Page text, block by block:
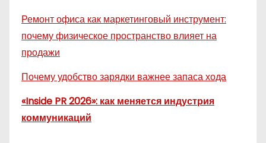
Ремонт офиса как маркетинговый инструмент:
почему физическое пространство влияет на
продажи
Почему удобство зарядки важнее запаса хода
«Inside PR 2026»: как меняется индустрия
коммуникаций